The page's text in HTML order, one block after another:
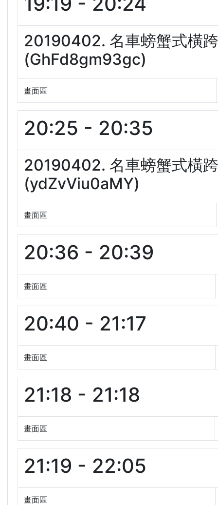
20190402. 名車螃蟹式橫
(GhFd8gm93gc)
畫面區
20:25 - 20:35
20190402. 名車螃蟹式橫
(ydZvViu0aMY)
畫面區
20:36 - 20:39
畫面區
20:40 - 21:17
畫面區
21:18 - 21:18
畫面區
21:19 - 22:05
畫面區